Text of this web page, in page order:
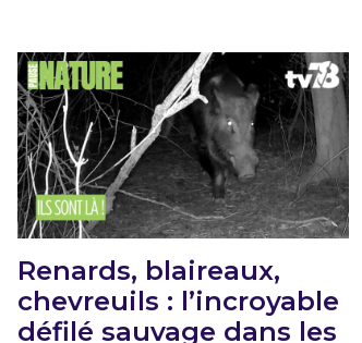
Renards, blaireaux,
chevreuils : l’incroyable
défilé sauvage dans les